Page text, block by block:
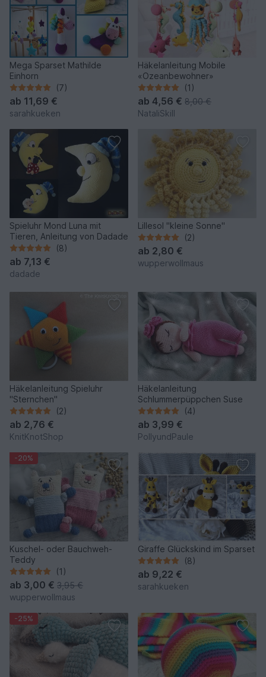
Mega Sparset Mathilde
Einhorn
(7)
ab 11,69 €
sarahkueken
Häkelanleitung Mobile
«Ozeanbewohner»
(1)
ab 4,56 € 8,00 €
NataliSkill
Spieluhr Mond Luna mit
Tieren, Anleitung von Dadade
(8)
ab 7,13 €
dadade
Lillesol "kleine Sonne"
(2)
ab 2,80 €
wupperwollmaus
Häkelanleitung Spieluhr
"Sternchen"
(2)
ab 2,76 €
KnitKnotShop
Häkelanleitung
Schlummerpüppchen Suse
(4)
ab 3,99 €
PollyundPaule
-20%
Kuschel- oder Bauchweh-
Teddy
(1)
ab 3,00 € 3,95 €
wupperwollmaus
Giraffe Glückskind im Sparset
(8)
ab 9,22 €
sarahkueken
-25%